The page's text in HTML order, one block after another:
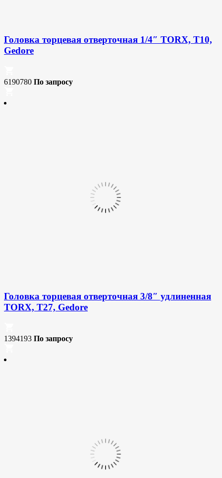
Головка торцевая отверточная 1/4″ TORX, T10,
Gedore
6190780 По запросу
Головка торцевая отверточная 3/8″ удлиненная
TORX, T27, Gedore
1394193 По запросу